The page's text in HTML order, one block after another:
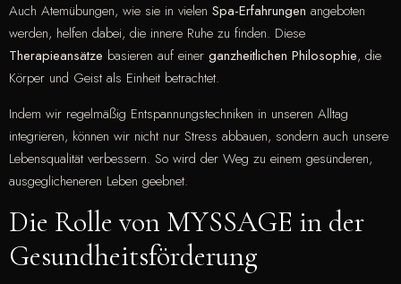
Auch Atemübungen, wie sie in vielen Spa-Erfahrungen angeboten
werden, helfen dabei, die innere Ruhe zu finden. Diese
Therapieansätze basieren auf einer ganzheitlichen Philosophie, die
Körper und Geist als Einheit betrachtet.
Indem wir regelmäßig Entspannungstechniken in unseren Alltag
integrieren, können wir nicht nur Stress abbauen, sondern auch unsere
Lebensqualität verbessern. So wird der Weg zu einem gesünderen,
ausgeglicheneren Leben geebnet.
Die Rolle von MYSSAGE in der
Gesundheitsförderung